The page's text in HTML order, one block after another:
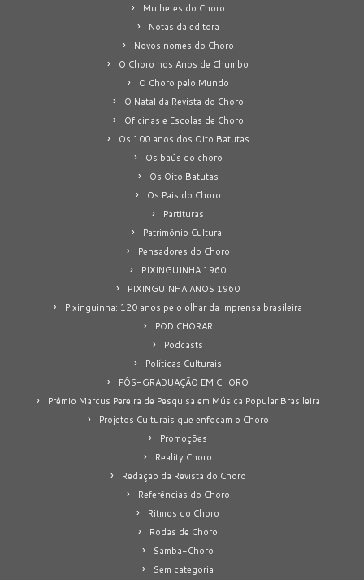
Mulheres do Choro
Notas da editora
Novos nomes do Choro
O Choro nos Anos de Chumbo
O Choro pelo Mundo
O Natal da Revista do Choro
Oficinas e Escolas de Choro
Os 100 anos dos Oito Batutas
Os baús do choro
Os Oito Batutas
Os Pais do Choro
Partituras
Patrimônio Cultural
Pensadores do Choro
PIXINGUINHA 1960
PIXINGUINHA ANOS 1960
Pixinguinha: 120 anos pelo olhar da imprensa brasileira
POD CHORAR
Podcasts
Políticas Culturais
PÓS-GRADUAÇÃO EM CHORO
Prêmio Marcus Pereira de Pesquisa em Música Popular Brasileira
Projetos Culturais que enfocam o Choro
Promoções
Reality Choro
Redação da Revista do Choro
Referências do Choro
Ritmos do Choro
Rodas de Choro
Samba-Choro
Sem categoria